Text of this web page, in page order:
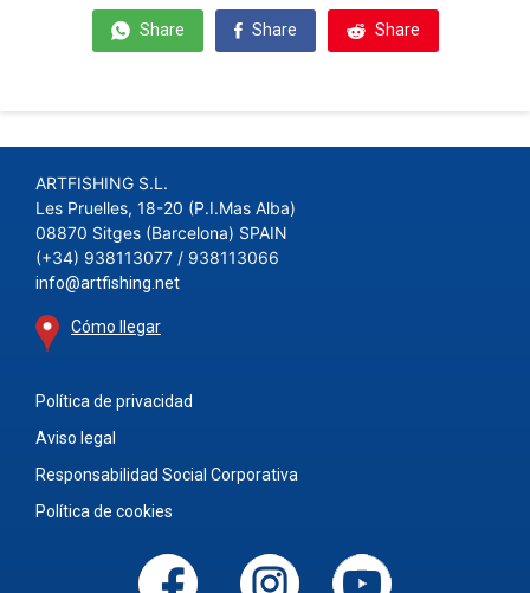
Share Share Share
ARTFISHING S.L.
Les Pruelles, 18-20 (P.I.Mas Alba)
08870 Sitges (Barcelona) SPAIN
(+34) 938113077 / 938113066
info@artfishing.net
Cómo llegar
Política de privacidad
Aviso legal
Responsabilidad Social Corporativa
Política de cookies